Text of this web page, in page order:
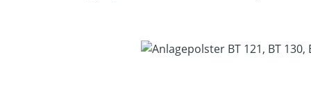
Bildergalerie überspringen